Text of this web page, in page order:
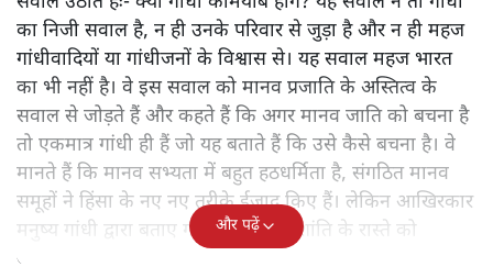
का निजी सवाल है, न ही उनके परिवार से जुड़ा है और न ही महज
गांधीवादियों या गांधीजनों के विश्वास से। यह सवाल महज भारत
का भी नहीं है। वे इस सवाल को मानव प्रजाति के अस्तित्व के
सवाल से जोड़ते हैं और कहते हैं कि अगर मानव जाति को बचना है
तो एकमात्र गांधी ही हैं जो यह बताते हैं कि उसे कैसे बचना है। वे
मानते हैं कि मानव सभ्यता में बहुत हठधर्मिता है, संगठित मानव
समूहों ने हिंसा के नए नए तरीके ईजाद किए हैं। लेकिन आखिरकार
मनुष्य गांधी द्वारा बताए गए अहिंसा और शांति के रास्ते को
अपनाएगा।
और पढ़ें